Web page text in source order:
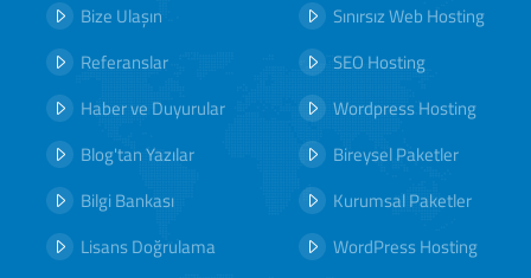
Bize Ulaşın
Referanslar
Haber ve Duyurular
Blog'tan Yazılar
Bilgi Bankası
Lisans Doğrulama
Sınırsız Web Hosting
SEO Hosting
Wordpress Hosting
Bireysel Paketler
Kurumsal Paketler
WordPress Hosting